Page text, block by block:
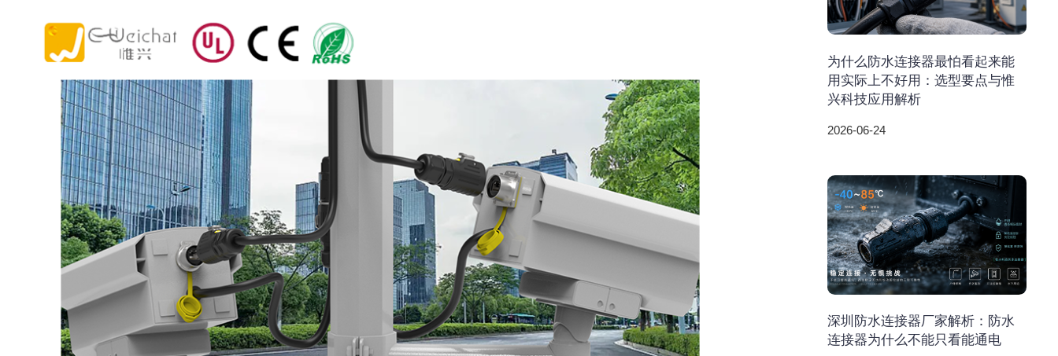
为什么防水连接器最怕看起来能
用实际上不好用：选型要点与惟
兴科技应用解析
2026-06-24
深圳防水连接器厂家解析：防水
连接器为什么不能只看能通电